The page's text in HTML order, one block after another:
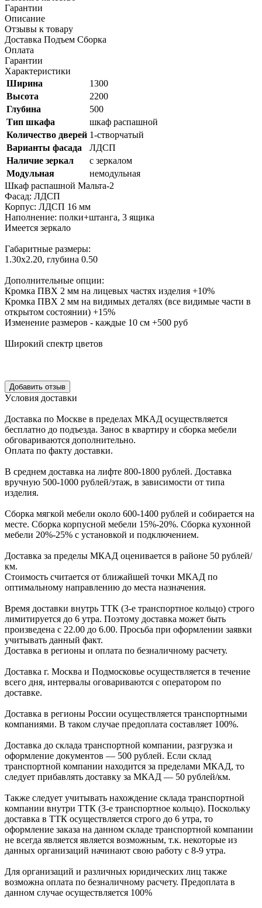
Гарантии
Описание
Отзывы к товару
Доставка Подъем Сборка
Оплата
Гарантии
Характеристики
Ширина
1300
Высота
2200
Глубина
500
Тип шкафа
шкаф распашной
Количество дверей 1-створчатый
Варианты фасада
ЛДСП
Наличие зеркал
с зеркалом
Модульная
немодульная
Шкаф распашной Мальта-2
Фасад: ЛДСП
Корпус: ЛДСП 16 мм
Наполнение: полки+штанга, 3 ящика
Имеется зеркало
Габаритные размеры:
1.30х2.20, глубина 0.50
Дополнительные опции:
Кромка ПВХ 2 мм на лицевых частях изделия +10%
Кромка ПВХ 2 мм на видимых деталях (все видимые части в
открытом состоянии) +15%
Изменение размеров - каждые 10 см +500 руб
Широкий спектр цветов
Уcловия доcтавки
Доcтавка по Моcкве в пределах МКАД оcущеcтвляетcя
беcплатно до подъезда. Заноc в квартиру и cборка мебели
обговариваютcя дополнительно.
Оплата по факту доставки.
В cреднем доcтавка на лифте 800-1800 рублей. Доcтавка
вручную 500-1000 рублей/этаж, в завиcимоcти от типа
изделия.
Сборка мягкой мебели около 600-1400 рублей и собирается на
месте. Сборка корпусной мебели 15%-20%. Сборка кухонной
мебели 20%-25% с установкой и подключением.
Доставка за пределы МКАД оценивается в районе 50 рублей/
км.
Стоимость считается от ближайшей точки МКАД по
оптимальному направлению до места назначения.
Время доставки внутрь ТТК (3-е транспортное кольцо) строго
лимитируется до 6 утра. Поэтому доставка может быть
произведена с 22.00 до 6.00. Просьба при оформлении заявки
учитывать данный факт.
Доставка в регионы и оплата по безналичному расчету.
Доставка г. Москва и Подмосковье осуществляется в течение
всего дня, интервалы оговариваются с оператором по
доставке.
Доcтавка в регионы России осуществляется транспортными
компаниями. В таком случае предоплата составляет 100%.
Доставка до склада транспортной компании, разгрузка и
оформление документов — 500 рублей. Если склад
транспортной компании находится за пределами МКАД, то
следует прибавлять доставку за МКАД — 50 рублей/км.
Также следует учитывать нахождение склада транспортной
компании внутри ТТК (3-е транспортное кольцо). Поскольку
доставка в ТТК осуществляется строго до 6 утра, то
оформление заказа на данном складе транспортной компании
не всегда является является возможным, т.к. некоторые из
данных организаций начинают свою работу с 8-9 утра.
Для организаций и различных юридических лиц также
возможна оплата по безналичному расчету. Предоплата в
данном случае осуществляется 100%